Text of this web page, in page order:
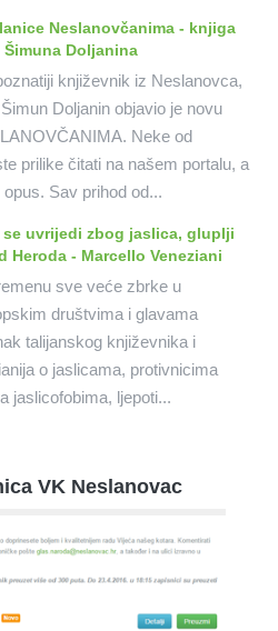
Neslanovčanima - knjiga
Šimuna Doljanina
književnik iz Neslanovca,
Doljanin objavio je novu
Neke od
prilike čitati na našem portalu, a
Sav prihod od...
se uvrijedi zbog jaslica, gluplji
Heroda - Marcello Veneziani
sve veće zbrke u
društvima i glavama
talijanskog književnika i
o jaslicama, protivnicima
jaslicofobima, ljepoti...
VK Neslanovac